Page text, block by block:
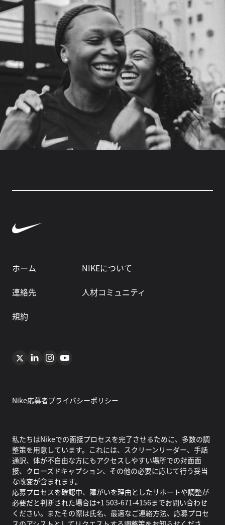
ホーム
NIKEについて
連絡先
人材コミュニティ
規約
Nike応募者プライバシーポリシー
私たちはNikeでの面接プロセスを完了させるために、多数の調
整策を用意しています。これには、スクリーンリーダー、手話
通訳、体が不自由な方にもアクセスしやすい場所での対面面
接、クローズドキャプション、その他の必要に応じて行う妥当
な改変が含まれます。
応募プロセスを確認中、障がいを理由としたサポートや調整が
必要だと判断された場合は+1 503-671-4156までお問い合わせ
ください。またその際は氏名、最適なご連絡方法、応募プロセ